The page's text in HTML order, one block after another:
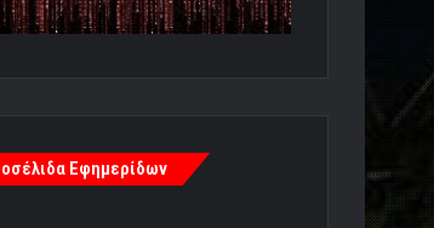
Εφημερίδων